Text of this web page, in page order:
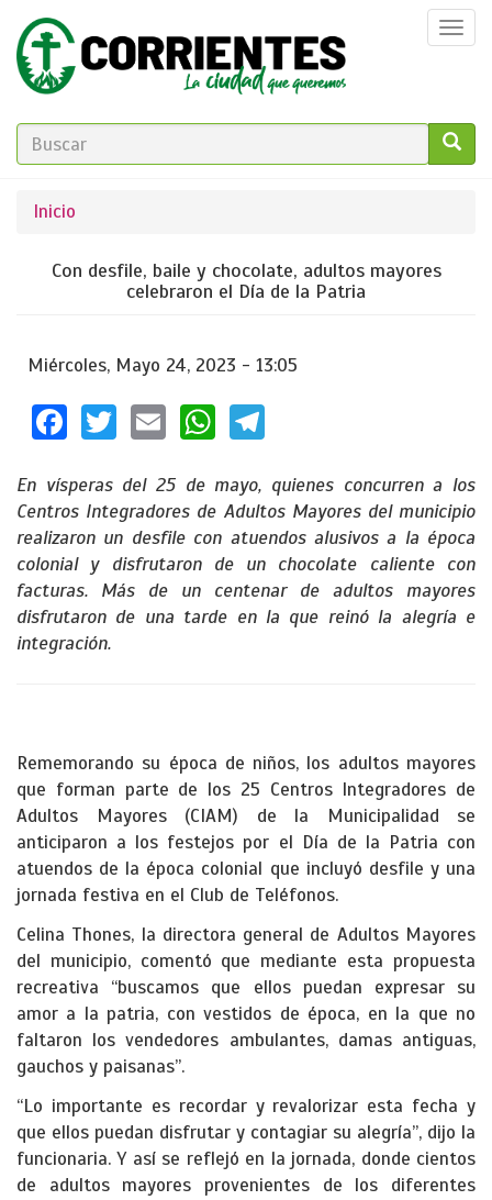
Pasar
contenido
principal
FORMULARIO
BÚSQUEDA
Se
encuentra
Inicio
Con desfile, baile y chocolate, adultos mayores
celebraron el Día de la Patria
Miércoles, Mayo 24, 2023 - 13:05
Facebook
TwitterEmailWhatsApp
En vísperas del 25 de mayo, quienes concurren a los
Centros Integradores de Adultos Mayores del municipio
realizaron un desfile con atuendos alusivos a la época
colonial y disfrutaron de un chocolate caliente con
facturas. Más de un centenar de adultos mayores
disfrutaron de una tarde en la que reinó la alegría e
integración.
Rememorando su época de niños, los adultos mayores
que forman parte de los 25 Centros Integradores de
Adultos Mayores (CIAM) de la Municipalidad se
anticiparon a los festejos por el Día de la Patria con
atuendos de la época colonial que incluyó desfile y una
jornada festiva en el Club de Teléfonos.
Celina Thones, la directora general de Adultos Mayores
del municipio, comentó que mediante esta propuesta
recreativa “buscamos que ellos puedan expresar su
amor a la patria, con vestidos de época, en la que no
faltaron los vendedores ambulantes, damas antiguas,
gauchos y paisanas”.
“Lo importante es recordar y revalorizar esta fecha y
que ellos puedan disfrutar y contagiar su alegría”, dijo la
funcionaria. Y así se reflejó en la jornada, donde cientos
de adultos mayores provenientes de los diferentes